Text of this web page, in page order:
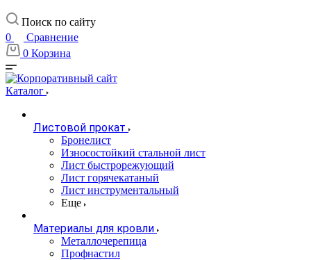
Поиск по сайту
0
Сравнение
0 Корзина
Каталог
Листовой прокат
Бронелист
Износостойкий стальной лист
Лист быстрорежующий
Лист горячекатаный
Лист инструментальный
Еще
Материалы для кровли
Металлочерепица
Профнастил